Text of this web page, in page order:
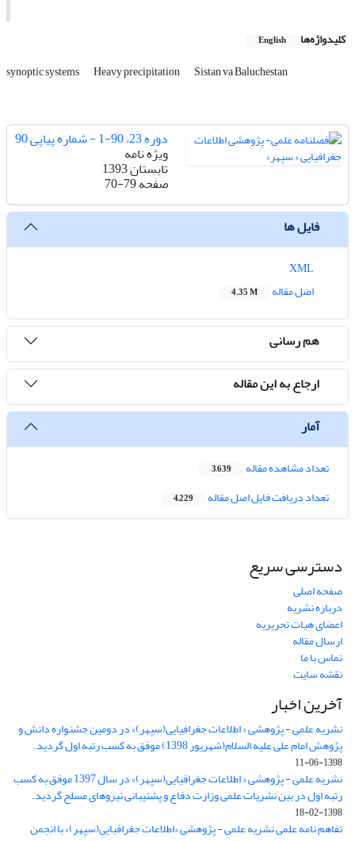
کلیدواژه‌ها English
synoptic systems Heavy precipitation Sistan va Baluchestan
دوره 23، 90-1 - شماره پیاپی 90
ویژه نامه
تابستان 1393
صفحه70-79
فایل ها
اصل مقاله
4.35 M
هم رسانی
ارجاع به این مقاله
آمار
تعداد مشاهده مقاله 3,639
تعداد دریافت فایل اصل مقاله 4,229
دسترسی سریع
صفحه اصلی
درباره نشریه
اعضای هیات تحریریه
ارسال مقاله
تماس با ما
نقشه سایت
آخرین اخبار
نشریه علمی - پژوهشی « اطلاعات جغرافیایی(سپهر)» در دومین جشنواره دانش و
پژوهش امام علی علیه السلام(شهریور 1398) موفق به کسب رتبه اول گردید.
1398-06-11
نشریه علمی - پژوهشی « اطلاعات جغرافیایی(سپهر)» در سال 1397 موفق به کسب
رتبه اول در بین نشریات علمی وزارت دفاع و پشتیبانی نیروهای مسلح گردید.
1398-02-18
تفاهم نامه علمی نشریه علمی - پژوهشی «اطلاعات جغرافیایی(سپهر)» با انجمن